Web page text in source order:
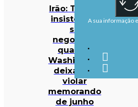
Irão: Teerão
insiste que
só
negociará
quando
Washington
deixar de
violar
memorando
de junho
A sua informação